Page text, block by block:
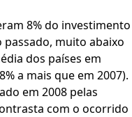
8% do investimento
muito abaixo
dos países em
a mais que em 2007).
em 2008 pelas
com o ocorrido